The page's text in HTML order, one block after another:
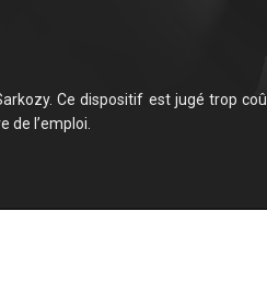
Ce dispositif est jugé trop
l’emploi.